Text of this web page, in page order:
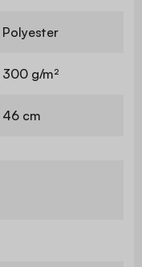
Polyester
300 g/m²
46 cm